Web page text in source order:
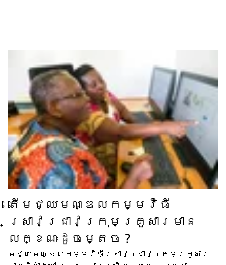
តើ​មជ្ឈមណ្ឌល​កម្មវិធី​
ស្រាវជ្រាវ​ក្រុមគ្រួសារ​មាន​
លក្ខណៈ​ដូចម្តេច ?
មជ្ឈមណ្ឌល​កម្មវិធី​ស្រាវជ្រាវ​ក្រុមគ្រួសារ​